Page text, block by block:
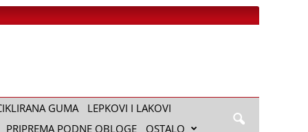
GUMA
LEPKOVI I LAKOVI
PRIPREMA PODNE OBLOGE
OSTALO